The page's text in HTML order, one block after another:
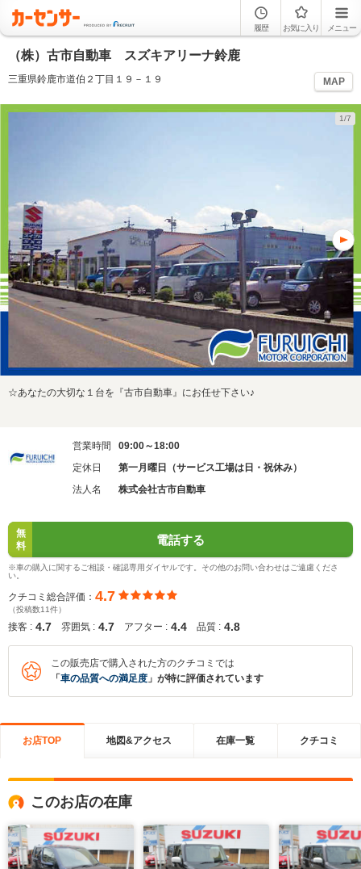
履歴 お気に入り メニュー
（株）古市自動車 スズキアリーナ鈴鹿
三重県鈴鹿市道伯２丁目１９－１９ MAP
1/7
☆あなたの大切な１台を『古市自動車』にお任せ下さい♪
営業時間
09:00～18:00
定休日
第一月曜日（サービス工場は日・祝休み）
法人名
株式会社古市自動車
無
料
電話する
※車の購入に関するご相談・確認専用ダイヤルです。その他のお問い合わせはご遠慮くださ
い。
クチコミ総合評価： 4.7
（投稿数11件）
接客 : 4.7 雰囲気 : 4.7 アフター : 4.4 品質 : 4.8
この販売店で購入された方のクチコミでは
「 車の品質への満足度 」が特に評価されています
お店TOP 地図&アクセス 在庫一覧 クチコミ
このお店の在庫